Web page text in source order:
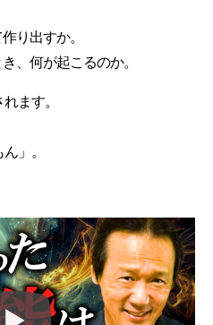
り出すか。
、何が起こるのか。
ます。
」。